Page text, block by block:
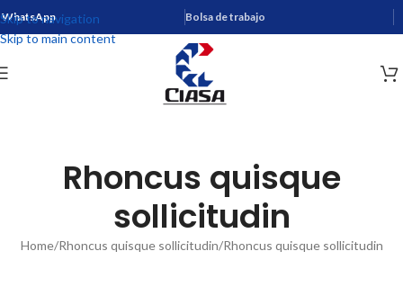
Skip to navigation
Skip to main content
WhatsApp Bolsa de trabajo
Rhoncus quisque
sollicitudin
Home Rhoncus quisque sollicitudin Rhoncus quisque sollicitudin